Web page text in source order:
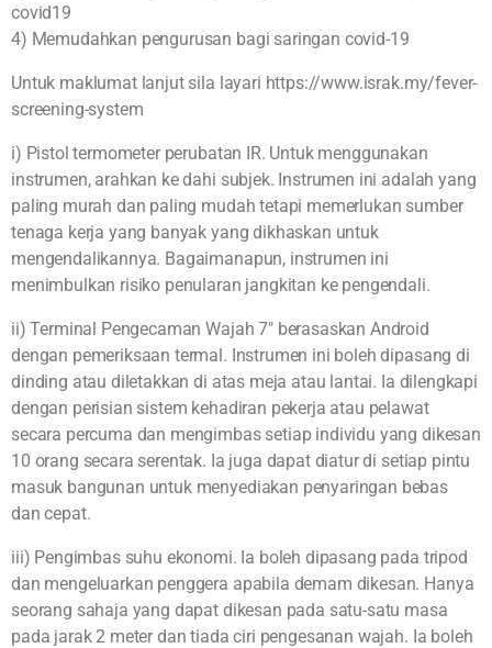
covid19
4) Memudahkan pengurusan bagi saringan covid-19
Untuk maklumat lanjut sila layari https://www.israk.my/fever-
screening-system
i) Pistol termometer perubatan IR. Untuk menggunakan
instrumen, arahkan ke dahi subjek. Instrumen ini adalah yang
paling murah dan paling mudah tetapi memerlukan sumber
tenaga kerja yang banyak yang dikhaskan untuk
mengendalikannya. Bagaimanapun, instrumen ini
menimbulkan risiko penularan jangkitan ke pengendali.
ii) Terminal Pengecaman Wajah 7″ berasaskan Android
dengan pemeriksaan termal. Instrumen ini boleh dipasang di
dinding atau diletakkan di atas meja atau lantai. Ia dilengkapi
dengan perisian sistem kehadiran pekerja atau pelawat
secara percuma dan mengimbas setiap individu yang dikesan
10 orang secara serentak. Ia juga dapat diatur di setiap pintu
masuk bangunan untuk menyediakan penyaringan bebas
dan cepat.
iii) Pengimbas suhu ekonomi. Ia boleh dipasang pada tripod
dan mengeluarkan penggera apabila demam dikesan. Hanya
seorang sahaja yang dapat dikesan pada satu-satu masa
pada jarak 2 meter dan tiada ciri pengesanan wajah. Ia boleh